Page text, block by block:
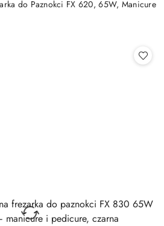
do Paznokci FX 620, 65W, Manicure